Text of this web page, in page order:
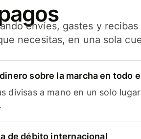
envíes, gastes y
necesitas, en una sola
sobre la marcha en todo
divisas a mano en un solo
de débito internacional